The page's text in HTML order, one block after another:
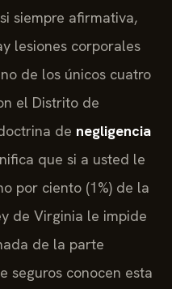
siempre afirmativa,
lesiones corporales
de los únicos cuatro
el Distrito de
de negligencia
que si a usted le
por ciento (1%) de la
de Virginia le impide
de la parte
seguros conocen esta